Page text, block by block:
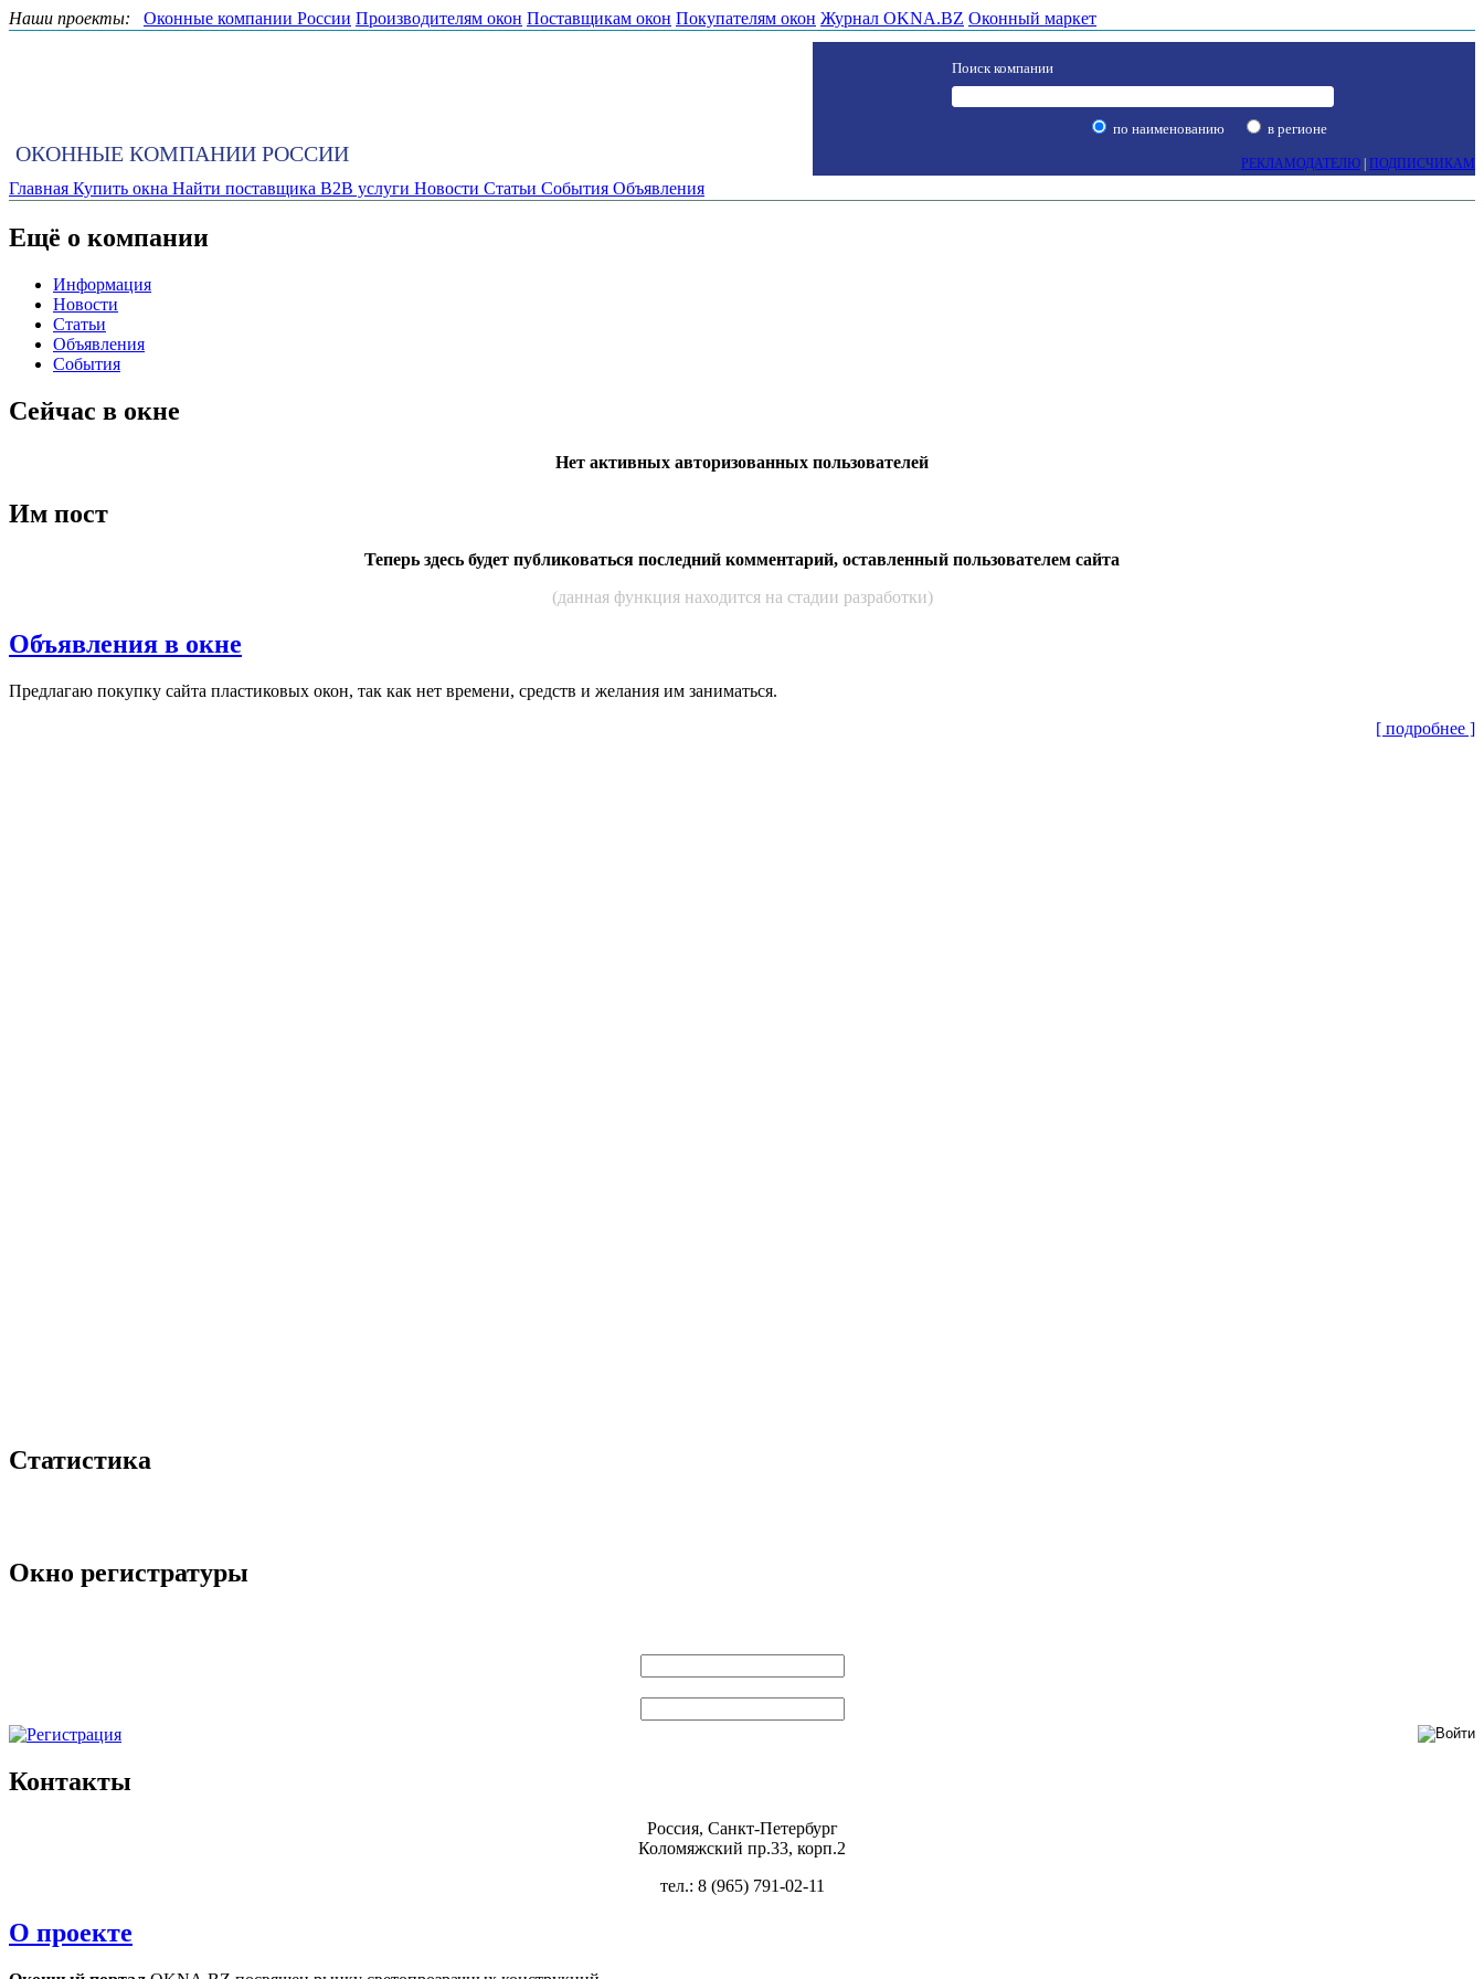
Наши проекты: Оконные компании России Производителям окон Поставщикам окон Покупателям окон Журнал OKNA.BZ Оконный маркет
ОКОННЫЕ КОМПАНИИ РОССИИ
Поиск компании
по наименованию в регионе
РЕКЛАМОДАТЕЛЮ ПОДПИСЧИКАМ
Главная Купить окна Найти поставщика B2B услуги Новости Статьи События Объявления
Ещё о компании
Информация
Новости
Статьи
Объявления
События
Сейчас в окне
Нет активных авторизованных пользователей
Им пост
Теперь здесь будет публиковаться последний комментарий, оставленный пользователем сайта
(данная функция находится на стадии разработки)
Объявления в окне
Пред­ла­гаю по­куп­ку сай­та плас­ти­ковых окон, так как нет вре­мени, средств и же­лания им за­нимать­ся.
[ подробнее ]
Статистика
Окно регистратуры
Контакты
Россия, Санкт-Петербург
Коломяжский пр.33, корп.2
тел.: 8 (965) 791-02-11
О проекте